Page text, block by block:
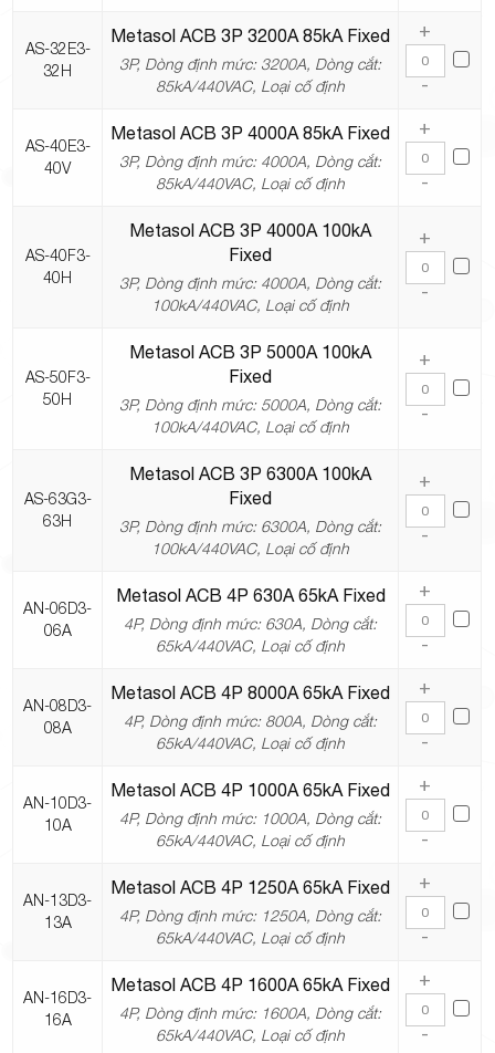
AS-32E3-
32H
Metasol ACB 3P 3200A 85kA Fixed
3P, Dòng định mức: 3200A, Dòng cắt:
85kA/440VAC, Loại cố định
+
-
AS-40E3-
40V
Metasol ACB 3P 4000A 85kA Fixed
3P, Dòng định mức: 4000A, Dòng cắt:
85kA/440VAC, Loại cố định
+
-
AS-40F3-
40H
Metasol ACB 3P 4000A 100kA
Fixed
3P, Dòng định mức: 4000A, Dòng cắt:
100kA/440VAC, Loại cố định
+
-
AS-50F3-
50H
Metasol ACB 3P 5000A 100kA
Fixed
3P, Dòng định mức: 5000A, Dòng cắt:
100kA/440VAC, Loại cố định
+
-
AS-63G3-
63H
Metasol ACB 3P 6300A 100kA
Fixed
3P, Dòng định mức: 6300A, Dòng cắt:
100kA/440VAC, Loại cố định
+
-
AN-06D3-
06A
Metasol ACB 4P 630A 65kA Fixed
4P, Dòng định mức: 630A, Dòng cắt:
65kA/440VAC, Loại cố định
+
-
AN-08D3-
08A
Metasol ACB 4P 8000A 65kA Fixed
4P, Dòng định mức: 800A, Dòng cắt:
65kA/440VAC, Loại cố định
+
-
AN-10D3-
10A
Metasol ACB 4P 1000A 65kA Fixed
4P, Dòng định mức: 1000A, Dòng cắt:
65kA/440VAC, Loại cố định
+
-
AN-13D3-
13A
Metasol ACB 4P 1250A 65kA Fixed
4P, Dòng định mức: 1250A, Dòng cắt:
65kA/440VAC, Loại cố định
+
-
AN-16D3-
16A
Metasol ACB 4P 1600A 65kA Fixed
4P, Dòng định mức: 1600A, Dòng cắt:
65kA/440VAC, Loại cố định
+
-